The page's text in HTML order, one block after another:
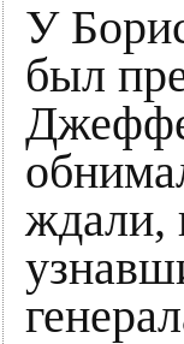
У
был
ждали,